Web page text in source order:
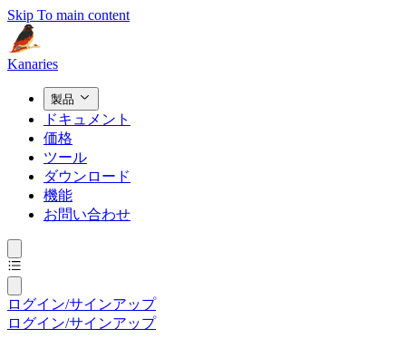
Skip To main content
Kanaries
製品
ドキュメント
価格
ツール
ダウンロード
機能
お問い合わせ
ログイン/サインアップ
ログイン/サインアップ